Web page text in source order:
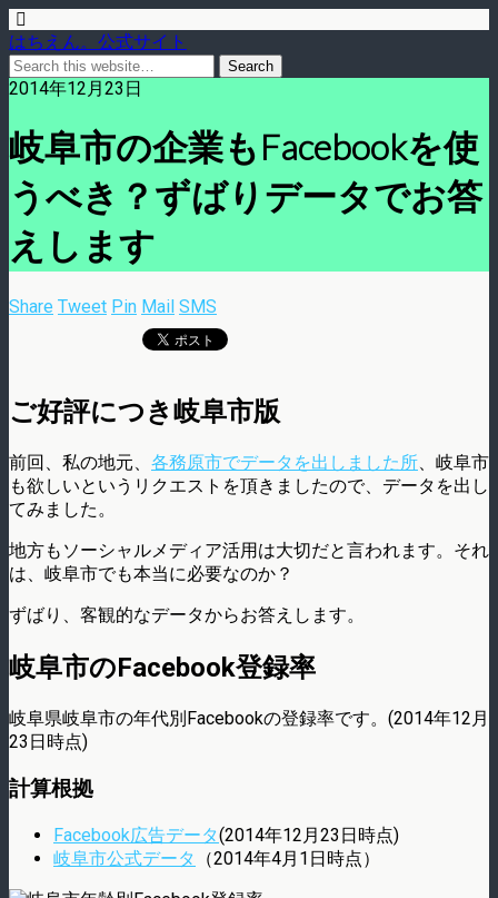
はちえん。公式サイト
2014年12月23日
岐阜市の企業もFacebookを使
うべき？ずばりデータでお答
えします
Share Tweet Pin Mail SMS
ご好評につき岐阜市版
前回、私の地元、 各務原市でデータを出しました所 、岐阜市
も欲しいというリクエストを頂きましたので、データを出し
てみました。
地方もソーシャルメディア活用は大切だと言われます。それ
は、岐阜市でも本当に必要なのか？
ずばり、客観的なデータからお答えします。
岐阜市のFacebook登録率
岐阜県岐阜市の年代別Facebookの登録率です。(2014年12月
23日時点)
計算根拠
Facebook広告データ(2014年12月23日時点)
岐阜市公式データ
（2014年4月1日時点）